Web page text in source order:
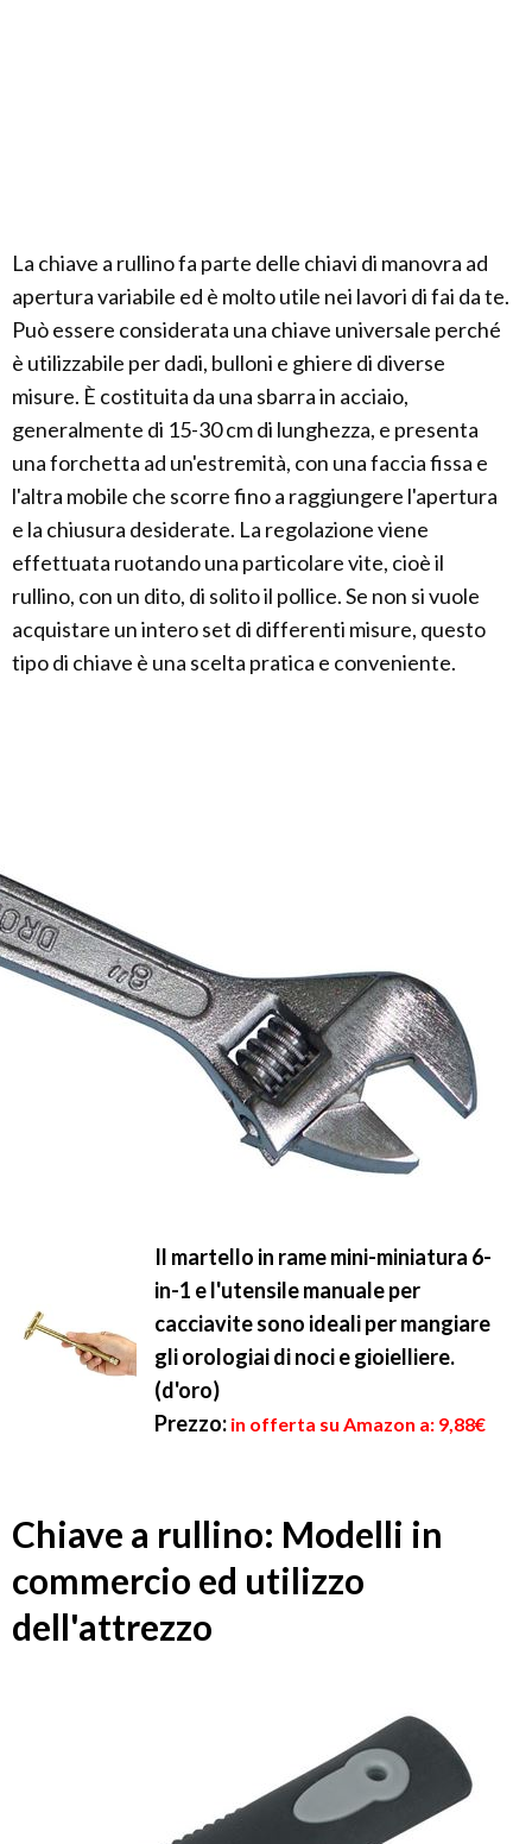
La chiave a rullino fa parte delle chiavi di manovra ad
apertura variabile ed è molto utile nei lavori di fai da te.
Può essere considerata una chiave universale perché
è utilizzabile per dadi, bulloni e ghiere di diverse
misure. È costituita da una sbarra in acciaio,
generalmente di 15-30 cm di lunghezza, e presenta
una forchetta ad un'estremità, con una faccia fissa e
l'altra mobile che scorre fino a raggiungere l'apertura
e la chiusura desiderate. La regolazione viene
effettuata ruotando una particolare vite, cioè il
rullino, con un dito, di solito il pollice. Se non si vuole
acquistare un intero set di differenti misure, questo
tipo di chiave è una scelta pratica e conveniente.
Il martello in rame mini-miniatura 6-
in-1 e l'utensile manuale per
cacciavite sono ideali per mangiare
gli orologiai di noci e gioielliere.
(d'oro)
Prezzo: in offerta su Amazon a: 9,88€
Chiave a rullino: Modelli in
commercio ed utilizzo
dell'attrezzo